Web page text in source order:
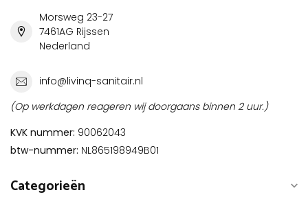
Morsweg 23-27
7461AG Rijssen
Nederland
info@livinq-sanitair.nl
(Op werkdagen reageren wij doorgaans binnen 2 uur.)
KVK nummer: 90062043
btw-nummer: NL865198949B01
Categorieën